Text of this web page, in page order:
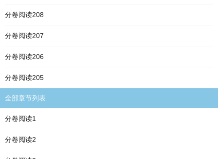
分卷阅读208
分卷阅读207
分卷阅读206
分卷阅读205
全部章节列表
分卷阅读1
分卷阅读2